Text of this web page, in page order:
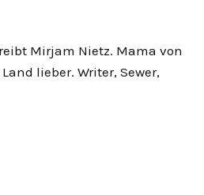
Mirjam Nietz. Mama von
lieber. Writer, Sewer,